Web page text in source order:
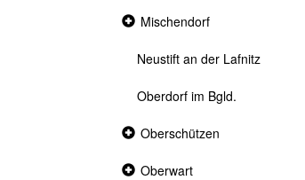
Collapsed
Mischendorf
Neustift an der Lafnitz
Oberdorf im Bgld.
Collapsed
Oberschützen
Collapsed
Oberwart